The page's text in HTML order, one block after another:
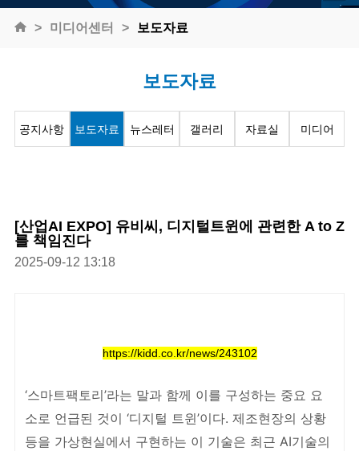
미디어센터 보도자료
보도자료
공지사항 보도자료 뉴스레터 갤러리 자료실 미디어
[산업AI EXPO] 유비씨, 디지털트윈에 관련한 A to Z
를 책임진다
2025-09-12 13:18
https://kidd.co.kr/news/243102
‘스마트팩토리’라는 말과 함께 이를 구성하는 중요 요
소로 언급된 것이 ‘디지털 트윈’이다. 제조현장의 상황
등을 가상현실에서 구현하는 이 기술은 최근 AI기술의